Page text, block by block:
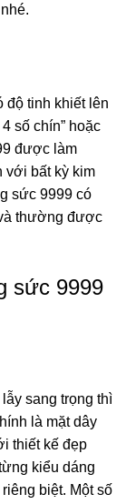
độ tinh khiết lên
số chín” hoặc
được làm
với bất kỳ kim
sức 9999 có
thường được
sức 9999
sang trọng thì
là mặt dây
thiết kế đẹp
kiểu dáng
biệt. Một số